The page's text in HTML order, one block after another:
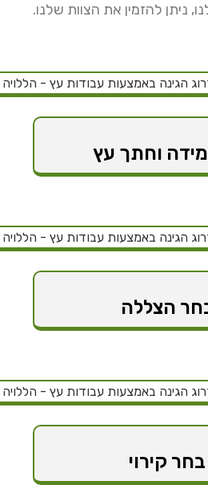
ניתן להזמין את הצוות שלנו.